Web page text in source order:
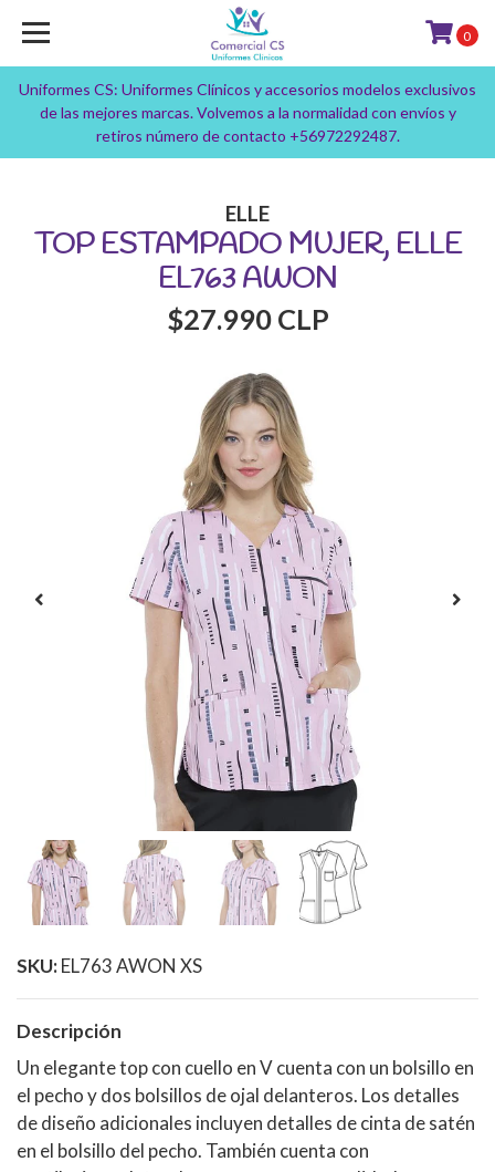
Uniformes CS: Uniformes Clínicos y accesorios modelos exclusivos
de las mejores marcas. Volvemos a la normalidad con envíos y
retiros número de contacto +56972292487.
0
ELLE
TOP ESTAMPADO MUJER, ELLE
EL763 AWON
$27.990 CLP
SKU:EL763 AWON XS
Descripción
Un elegante top con cuello en V cuenta con un bolsillo en
el pecho y dos bolsillos de ojal delanteros. Los detalles
de diseño adicionales incluyen detalles de cinta de satén
en el bolsillo del pecho. También cuenta con